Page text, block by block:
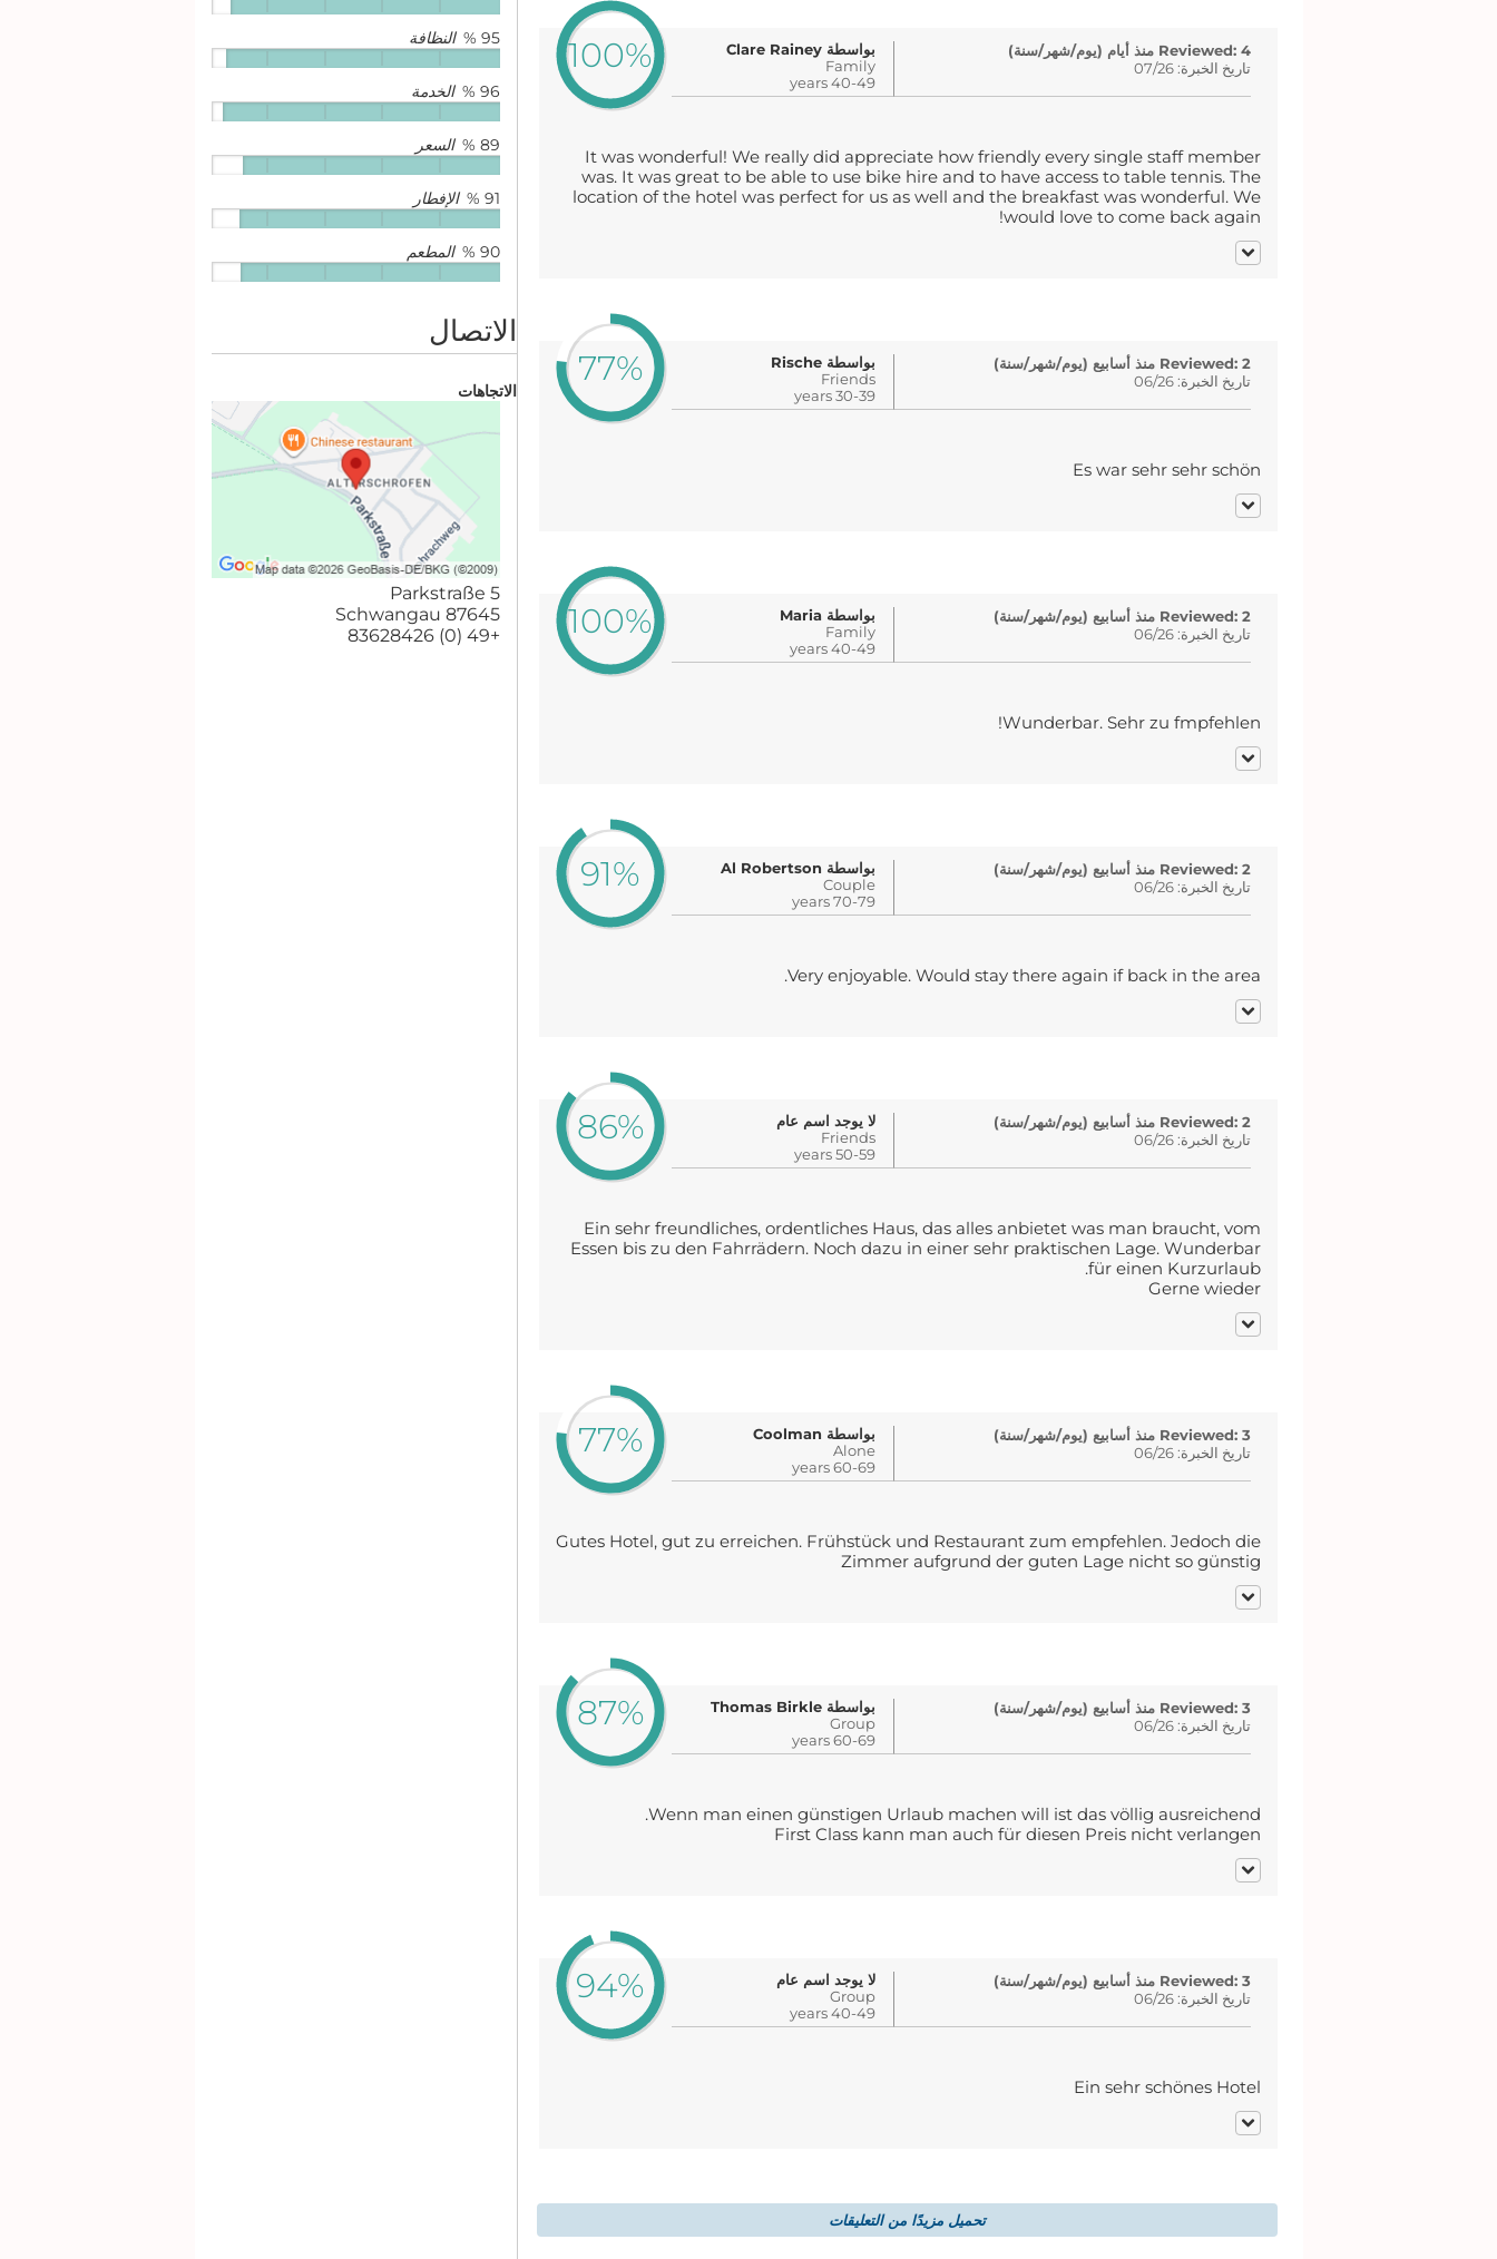
95 % النظافة
96 % الخدمة
89 % السعر
91 % الإفطار
90 % المطعم
الاتصال
الاتجاهات
Parkstraße 5
87645 Schwangau
+49 (0) 83628426
100%
بواسطة Clare Rainey
Family
40-49 years
Reviewed: 4 منذ أيام (يوم/شهر/سنة)
تاريخ الخبرة: 07/26
It was wonderful! We really did appreciate how friendly every single staff member
was. It was great to be able to use bike hire and to have access to table tennis. The
location of the hotel was perfect for us as well and the breakfast was wonderful. We
would love to come back again!
77%
بواسطة Rische
Friends
30-39 years
Reviewed: 2 منذ أسابيع (يوم/شهر/سنة)
تاريخ الخبرة: 06/26
Es war sehr sehr schön
100%
بواسطة Maria
Family
40-49 years
Reviewed: 2 منذ أسابيع (يوم/شهر/سنة)
تاريخ الخبرة: 06/26
Wunderbar. Sehr zu fmpfehlen!
91%
بواسطة Al Robertson
Couple
70-79 years
Reviewed: 2 منذ أسابيع (يوم/شهر/سنة)
تاريخ الخبرة: 06/26
Very enjoyable. Would stay there again if back in the area.
86%
لا يوجد اسم عام
Friends
50-59 years
Reviewed: 2 منذ أسابيع (يوم/شهر/سنة)
تاريخ الخبرة: 06/26
Ein sehr freundliches, ordentliches Haus, das alles anbietet was man braucht, vom
Essen bis zu den Fahrrädern. Noch dazu in einer sehr praktischen Lage. Wunderbar
für einen Kurzurlaub.
Gerne wieder
77%
بواسطة Coolman
Alone
60-69 years
Reviewed: 3 منذ أسابيع (يوم/شهر/سنة)
تاريخ الخبرة: 06/26
Gutes Hotel, gut zu erreichen. Frühstück und Restaurant zum empfehlen. Jedoch die
Zimmer aufgrund der guten Lage nicht so günstig
87%
بواسطة Thomas Birkle
Group
60-69 years
Reviewed: 3 منذ أسابيع (يوم/شهر/سنة)
تاريخ الخبرة: 06/26
Wenn man einen günstigen Urlaub machen will ist das völlig ausreichend.
First Class kann man auch für diesen Preis nicht verlangen
94%
لا يوجد اسم عام
Group
40-49 years
Reviewed: 3 منذ أسابيع (يوم/شهر/سنة)
تاريخ الخبرة: 06/26
Ein sehr schönes Hotel
تحميل مزيدًا من التعليقات